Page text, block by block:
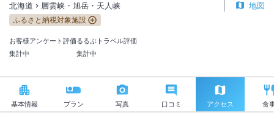
北海道 層雲峡・旭岳・天人峡 地図
ふるさと納税対象施設
お客様アンケート評価
集計中
るるぶトラベル評価
集計中
基本情報 プラン 写真 口コミ アクセス 食